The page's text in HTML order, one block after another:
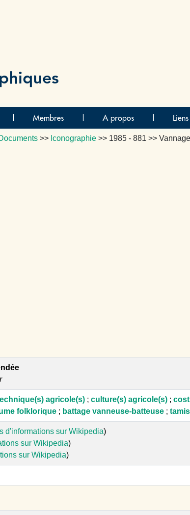
Membres A propos
>> Iconographie >> 1985 - 881 >>
agricole(s) ; culture(s) agricole(s) ;
folklorique ; battage vanneuse-batteuse ;
d'informations sur Wikipedia)
sur Wikipedia)
sur Wikipedia)